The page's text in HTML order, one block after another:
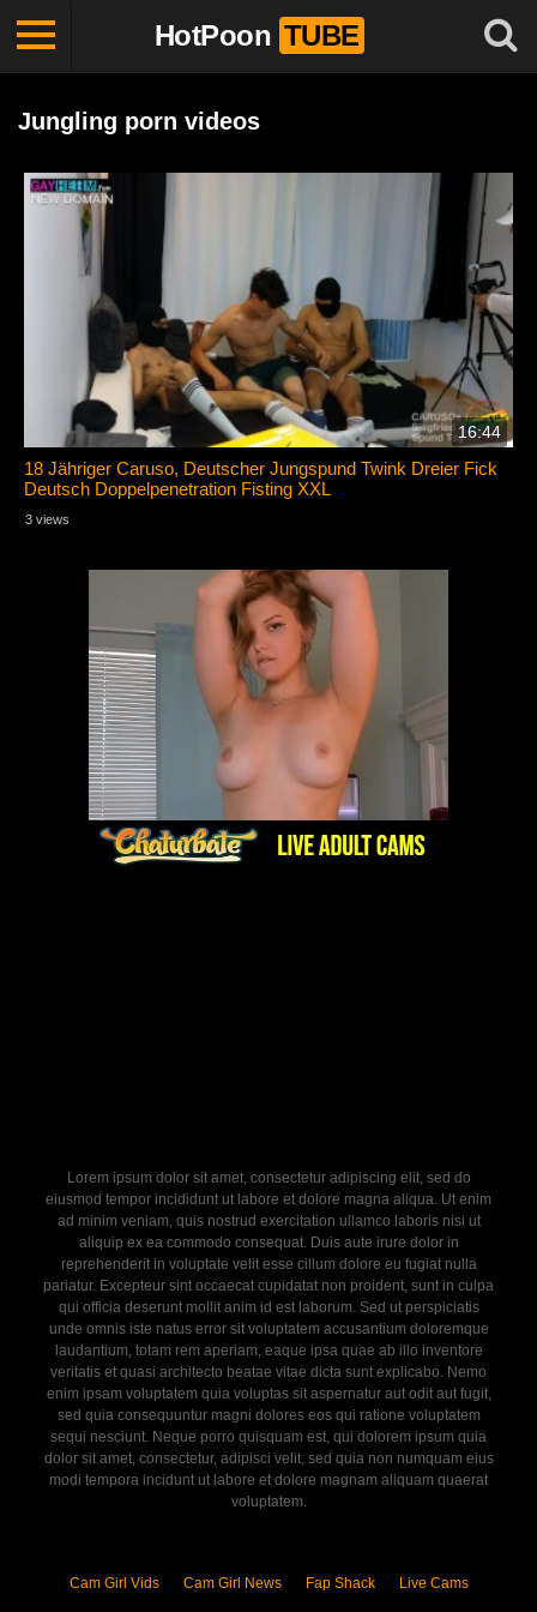
HotPoon TUBE
Jungling porn videos
16:44
18 Jähriger Caruso, Deutscher Jungspund Twink Dreier Fick
Deutsch Doppelpenetration Fisting XXL
3 views
Lorem ipsum dolor sit amet, consectetur adipiscing elit, sed do
eiusmod tempor incididunt ut labore et dolore magna aliqua. Ut enim
ad minim veniam, quis nostrud exercitation ullamco laboris nisi ut
aliquip ex ea commodo consequat. Duis aute irure dolor in
reprehenderit in voluptate velit esse cillum dolore eu fugiat nulla
pariatur. Excepteur sint occaecat cupidatat non proident, sunt in culpa
qui officia deserunt mollit anim id est laborum. Sed ut perspiciatis
unde omnis iste natus error sit voluptatem accusantium doloremque
laudantium, totam rem aperiam, eaque ipsa quae ab illo inventore
veritatis et quasi architecto beatae vitae dicta sunt explicabo. Nemo
enim ipsam voluptatem quia voluptas sit aspernatur aut odit aut fugit,
sed quia consequuntur magni dolores eos qui ratione voluptatem
sequi nesciunt. Neque porro quisquam est, qui dolorem ipsum quia
dolor sit amet, consectetur, adipisci velit, sed quia non numquam eius
modi tempora incidunt ut labore et dolore magnam aliquam quaerat
voluptatem.
Cam Girl Vids Cam Girl News Fap Shack Live Cams